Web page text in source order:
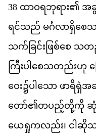
38 ထဝရဘရား၏ အ
ရငသည မငလရစ
သက ခင ဖစစ သ
ကပ စသတညဟ
ဝေး၌​ပ သ ဖရရအ
တော်၏​တပညတက
ယရကလည်း၊ င ဆ